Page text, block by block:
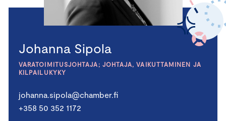
Johanna Sipola
VARATOIMITUSJOHTAJA; JOHTAJA, VAIKUTTAMINEN JA
KILPAILUKYKY
johanna.sipola@chamber.fi
+358 50 352 1172